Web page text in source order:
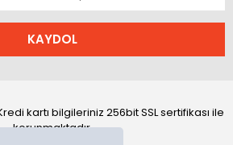
KAYDOL
kartı bilgileriniz 256bit SSL sertifikası ile
korunmaktadır.